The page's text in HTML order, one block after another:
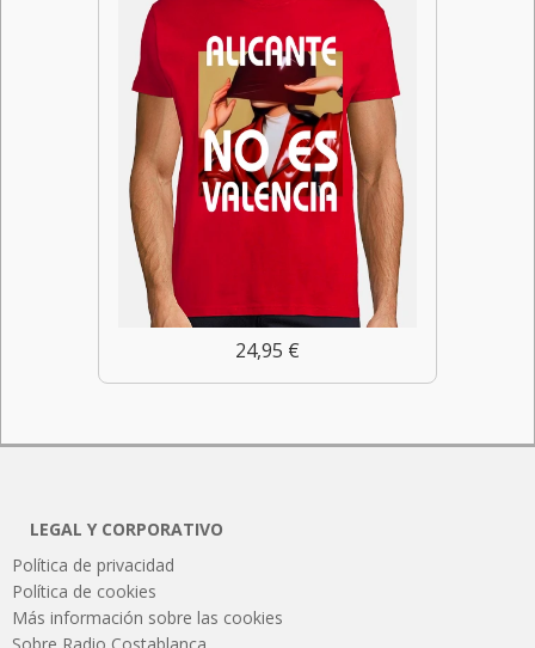
24,95 €
LEGAL Y CORPORATIVO
Política de privacidad
Política de cookies
Más información sobre las cookies
Sobre Radio Costablanca